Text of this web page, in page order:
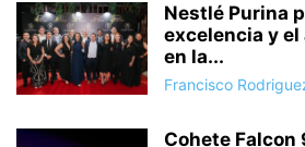
Nestlé Purina
excelencia y
en la...
Francisco
Cohete Falcon